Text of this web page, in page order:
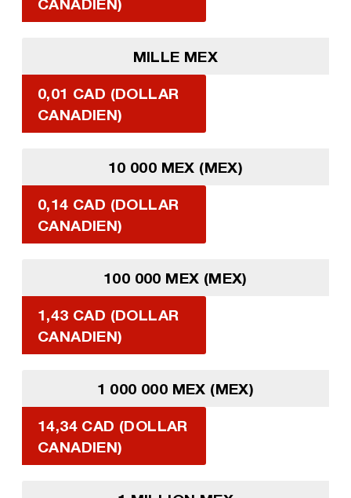
MILLE MEX
0,01 CAD (DOLLAR
CANADIEN)
10 000 MEX (MEX)
0,14 CAD (DOLLAR
CANADIEN)
100 000 MEX (MEX)
1,43 CAD (DOLLAR
CANADIEN)
1 000 000 MEX (MEX)
14,34 CAD (DOLLAR
CANADIEN)